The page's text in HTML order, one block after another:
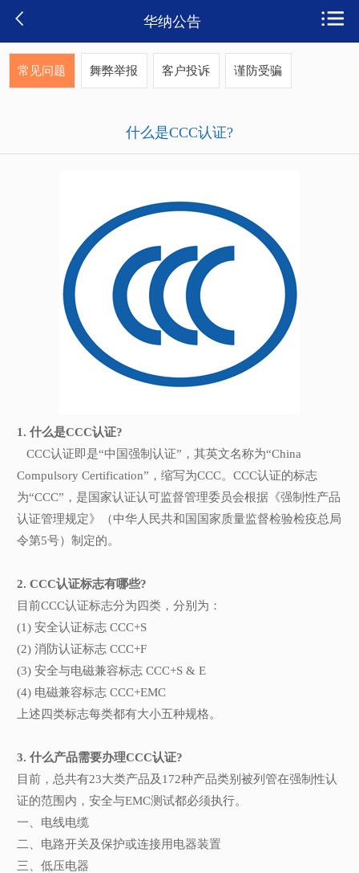
华纳公告
常见问题 舞弊举报 客户投诉 谨防受骗
什么是CCC认证?
1. 什么是CCC认证?
CCC认证即是“中国强制认证”，其英文名称为“China
Compulsory Certification”，缩写为CCC。CCC认证的标志
为“CCC”，是国家认证认可监督管理委员会根据《强制性产品
认证管理规定》（中华人民共和国国家质量监督检验检疫总局
令第5号）制定的。
2. CCC认证标志有哪些?
目前CCC认证标志分为四类，分别为：
(1) 安全认证标志 CCC+S
(2) 消防认证标志 CCC+F
(3) 安全与电磁兼容标志 CCC+S & E
(4) 电磁兼容标志 CCC+EMC
上述四类标志每类都有大小五种规格。
3. 什么产品需要办理CCC认证?
目前，总共有23大类产品及172种产品类别被列管在强制性认
证的范围内，安全与EMC测试都必须执行。
一、电线电缆
二、电路开关及保护或连接用电器装置
三、低压电器